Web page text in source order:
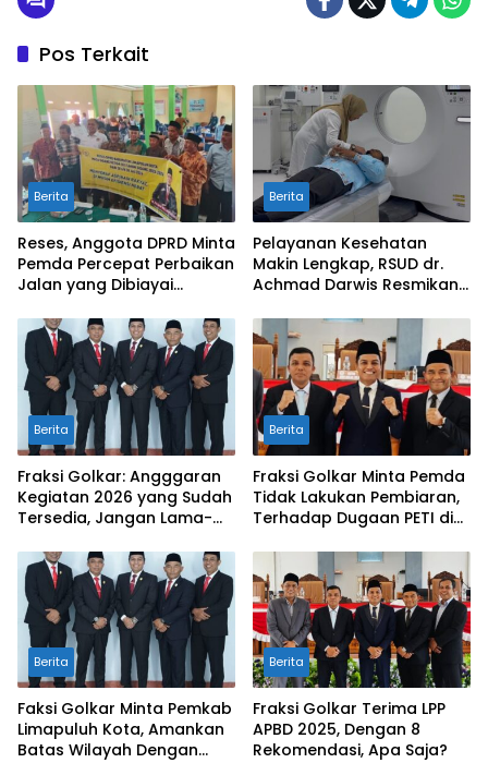
Pos Terkait
Berita
Reses, Anggota DPRD Minta
Pemda Percepat Perbaikan
Jalan yang Dibiayai
Berita
Pelayanan Kesehatan
Makin Lengkap, RSUD dr.
Achmad Darwis Resmikan
Berita
Fraksi Golkar: Angggaran
Kegiatan 2026 yang Sudah
Tersedia, Jangan Lama-
Daerah
Berita
Fraksi Golkar Minta Pemda
Tidak Lakukan Pembiaran,
Terhadap Dugaan PETI di
Berita
Faksi Golkar Minta Pemkab
Limapuluh Kota, Amankan
Batas Wilayah Dengan
Berita
Fraksi Golkar Terima LPP
APBD 2025, Dengan 8
Rekomendasi, Apa Saja?